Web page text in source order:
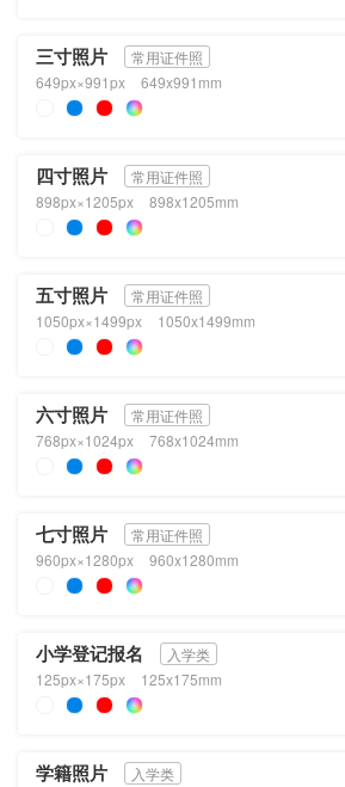
三寸照片
常用证件照
649px×991px
649x991mm
四寸照片
常用证件照
898px×1205px
898x1205mm
五寸照片
常用证件照
1050px×1499px
1050x1499mm
六寸照片
常用证件照
768px×1024px
768x1024mm
七寸照片
常用证件照
960px×1280px
960x1280mm
小学登记报名
入学类
125px×175px
125x175mm
学籍照片
入学类